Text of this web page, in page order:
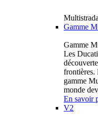
Multistrada
Gamme
Gamme
Les
frontières.
gamme
monde
En savoir
V2